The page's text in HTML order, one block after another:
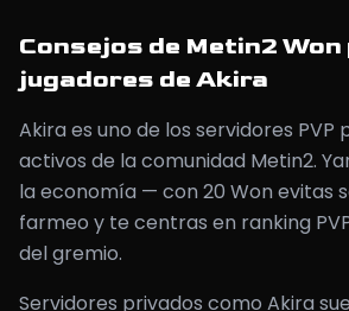
Consejos de Metin2 Won
jugadores de Akira
Akira es uno de los servidores PVP
activos de la comunidad Metin2.
la economía — con 20 Won evitas
farmeo y te centras en ranking
del gremio.
Servidores privados como Akira